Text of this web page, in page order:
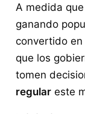
A medida
ganando
convertido en
que los
tomen
regulareste